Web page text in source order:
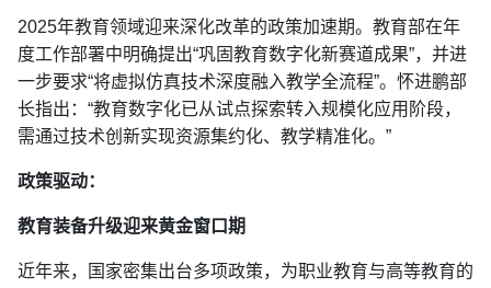
2025年教育领域迎来深化改革的政策加速期。教育部在年
度工作部署中明确提出“巩固教育数字化新赛道成果”，并进
一步要求“将虚拟仿真技术深度融入教学全流程”。怀进鹏部
长指出：“教育数字化已从试点探索转入规模化应用阶段，
需通过技术创新实现资源集约化、教学精准化。”
政策驱动：
教育装备升级迎来黄金窗口期
近年来，国家密集出台多项政策，为职业教育与高等教育的